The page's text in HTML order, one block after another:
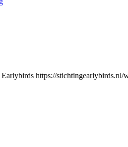
https://stichtingearlybirds.nl/